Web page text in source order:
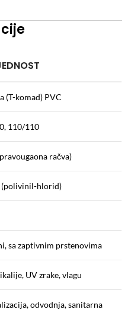
(T-komad) PVC
110/110
račva)
(polivinil-hlorid)
sa zaptivnim prstenovima
UV zrake, vlagu
odvodnja, sanitarna